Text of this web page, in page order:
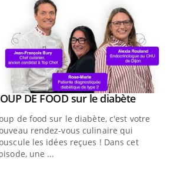
DE FOOD sur le diabèteYoutube
de food sur le diabète, c'est votre
rendez-vous culinaire qui
les idées reçues ! Dans cet
une ...